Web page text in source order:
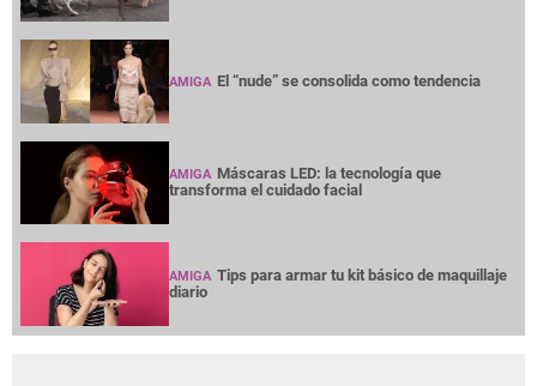
AMIGA El “nude” se consolida como tendencia
AMIGA Máscaras LED: la tecnología que
transforma el cuidado facial
AMIGA Tips para armar tu kit básico de maquillaje
diario